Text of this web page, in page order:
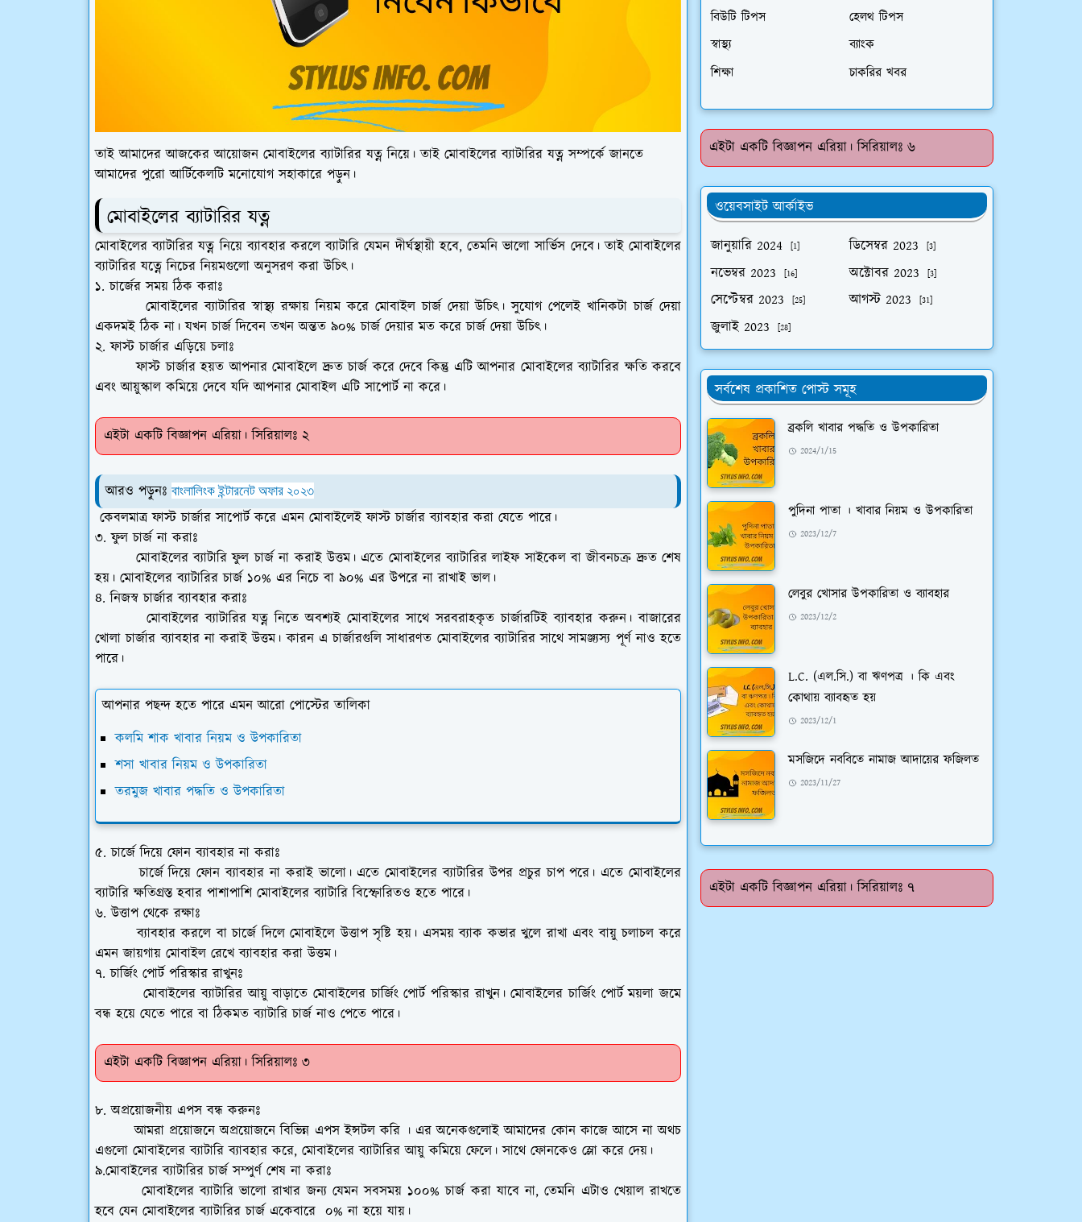
তাই আমাদের আজকের আয়োজন মোবাইলের ব্যাটারির যত্ন নিয়ে। তাই মোবাইলের ব্যাটারির যত্ন সম্পর্কে জানতে
আমাদের পুরো আর্টিকেলটি মনোযোগ সহাকারে পড়ুন।
মোবাইলের ব্যাটারির যত্ন
মোবাইলের ব্যাটারির যত্ন নিয়ে ব্যাবহার করলে ব্যাটারি যেমন দীর্ঘস্থায়ী হবে, তেমনি ভালো সার্ভিস দেবে। তাই মোবাইলের
ব্যাটারির যত্নে নিচের নিয়মগুলো অনুসরণ করা উচিৎ।
১. চার্জের সময় ঠিক করাঃ
মোবাইলের ব্যাটারির স্বাস্থ্য রক্ষায় নিয়ম করে মোবাইল চার্জ দেয়া উচিৎ। সুযোগ পেলেই খানিকটা চার্জ দেয়া
একদমই ঠিক না। যখন চার্জ দিবেন তখন অন্তত ৯০% চার্জ দেয়ার মত করে চার্জ দেয়া উচিৎ।
২. ফাস্ট চার্জার এড়িয়ে চলাঃ
ফাস্ট চার্জার হয়ত আপনার মোবাইলে দ্রুত চার্জ করে দেবে কিন্তু এটি আপনার মোবাইলের ব্যাটারির ক্ষতি করবে
এবং আয়ুস্কাল কমিয়ে দেবে যদি আপনার মোবাইল এটি সাপোর্ট না করে।
এইটা একটি বিজ্ঞাপন এরিয়া। সিরিয়ালঃ ২
আরও পড়ুনঃ বাংলালিংক ইন্টারনেট অফার ২০২৩
কেবলমাত্র ফাস্ট চার্জার সাপোর্ট করে এমন মোবাইলেই ফাস্ট চার্জার ব্যাবহার করা যেতে পারে।
৩. ফুল চার্জ না করাঃ
মোবাইলের ব্যাটারি ফুল চার্জ না করাই উত্তম। এতে মোবাইলের ব্যাটারির লাইফ সাইকেল বা জীবনচক্র দ্রুত শেষ
হয়। মোবাইলের ব্যাটারির চার্জ ১০% এর নিচে বা ৯০% এর উপরে না রাখাই ভাল।
৪. নিজস্ব চার্জার ব্যাবহার করাঃ
মোবাইলের ব্যাটারির যত্ন নিতে অবশ্যই মোবাইলের সাথে সরবরাহকৃত চার্জারটিই ব্যাবহার করুন। বাজারের
খোলা চার্জার ব্যাবহার না করাই উত্তম। কারন এ চার্জারগুলি সাধারণত মোবাইলের ব্যাটারির সাথে সামঞ্জ্যস্য পূর্ণ নাও হতে
পারে।
আপনার পছন্দ হতে পারে এমন আরো পোস্টের তালিকা
কলমি শাক খাবার নিয়ম ও উপকারিতা
শসা খাবার নিয়ম ও উপকারিতা
তরমুজ খাবার পদ্ধতি ও উপকারিতা
৫. চার্জে দিয়ে ফোন ব্যাবহার না করাঃ
চার্জে দিয়েফোন ব্যাবহার না করাই ভালো। এতে মোবাইলের ব্যাটারির উপর প্রচুর চাপ পরে। এতে মোবাইলের
ব্যাটারি ক্ষতিগ্রস্ত হবার পাশাপাশি মোবাইলের ব্যাটারি বিস্ফোরিতও হতে পারে।
৬. উত্তাপ থেকে রক্ষাঃ
ব্যাবহার করলে বা চার্জে দিলেমোবাইলে উত্তাপ সৃষ্টি হয়। এসময় ব্যাক কভার খুলে রাখা এবং বায়ু চলাচল করে
এমন জায়গায় মোবাইল রেখে ব্যাবহার করা উত্তম।
৭. চার্জিং পোর্ট পরিস্কার রাখুনঃ
মোবাইলের ব্যাটারির আয়ু বাড়াতে মোবাইলের চার্জিং পোর্ট পরিস্কার রাখুন। মোবাইলের চার্জিং পোর্ট ময়লা জমে
বন্ধ হয়ে যেতে পারে বা ঠিকমত ব্যাটারি চার্জ নাও পেতে পারে।
এইটা একটি বিজ্ঞাপন এরিয়া। সিরিয়ালঃ ৩
৮. অপ্রয়োজনীয় এপস বন্ধ করুনঃ
আমরা প্রয়োজনে অপ্রয়োজনে বিভিন্ন এপস ইন্সটল করি । এর অনেকগুলোই আমাদের কোন কাজে আসে না অথচ
এগুলো মোবাইলের ব্যাটারি ব্যাবহার করে, মোবাইলের ব্যাটারির আয়ু কমিয়ে ফেলে। সাথে ফোনকেও স্লো করে দেয়।
৯.মোবাইলের ব্যাটারির চার্জ সম্পুর্ণ শেষ না করাঃ
মোবাইলের ব্যাটারি ভালো রাখার জন্য যেমন সবসময় ১০০% চার্জ করা যাবে না, তেমনি এটাও খেয়াল রাখতে
হবে যেন মোবাইলের ব্যাটারির চার্জ একেবারে ০% না হয়ে যায়।
বিউটি টিপস
হেলথ টিপস
স্বাস্থ্য
ব্যাংক
শিক্ষা
চাকরির খবর
এইটা একটি বিজ্ঞাপন এরিয়া। সিরিয়ালঃ ৬
ওয়েবসাইট আর্কাইভ
জানুয়ারি 2024
[1] ডিসেম্বর 2023 [3]
নভেম্বর 2023 [16] অক্টোবর 2023 [3]
সেপ্টেম্বর 2023 [25] আগস্ট 2023 [31]
জুলাই 2023 [28]
সর্বশেষ প্রকাশিত পোস্ট সমূহ
ব্রকলি খাবার পদ্ধতি ও উপকারিতা
2024/1/15
পুদিনা পাতা । খাবার নিয়ম ও উপকারিতা
2023/12/7
লেবুর খোসার উপকারিতা ও ব্যাবহার
2023/12/2
L.C. (এল.সি.) বা ঋণপত্র । কি এবং
কোথায় ব্যাবহৃত হয়
2023/12/1
মসজিদে নববিতে নামাজ আদায়ের ফজিলত
2023/11/27
এইটা একটি বিজ্ঞাপন এরিয়া। সিরিয়ালঃ ৭